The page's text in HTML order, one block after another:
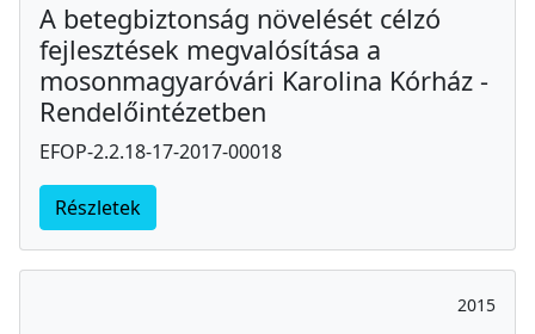
A betegbiztonság növelését célzó
fejlesztések megvalósítása a
mosonmagyaróvári Karolina Kórház -
Rendelőintézetben
EFOP-2.2.18-17-2017-00018
Részletek
2015